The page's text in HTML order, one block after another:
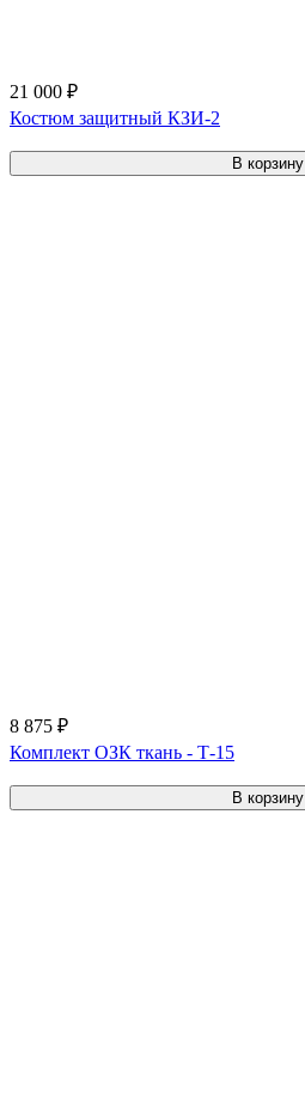
21 000 ₽
Костюм защитный КЗИ-2
В корзину
8 875 ₽
Комплект ОЗК ткань - Т-15
В корзину